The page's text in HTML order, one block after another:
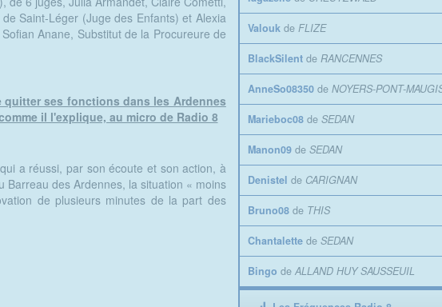
Saint-Léger (Juge des Enfants) et Alexia
Anane, Substitut de la Procureure de
quitter ses fonctions dans les Ardennes
il l'explique, au micro de Radio 8
a réussi, par son écoute et son action, à
des Ardennes, la situation « moins
de plusieurs minutes de la part des
Valoukde FLIZE
BlackSilentde RANCENNES
AnneSo08350de NOYERS-PONT-
Marieboc08de SEDAN
Manon09de SEDAN
Denistel de CARIGNAN
Bruno08de THIS
Chantalettede SEDAN
Bingo de ALLAND HUY SAUSSEUIL